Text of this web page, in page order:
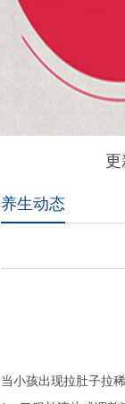
更
养生动态
当小孩出现拉肚子拉